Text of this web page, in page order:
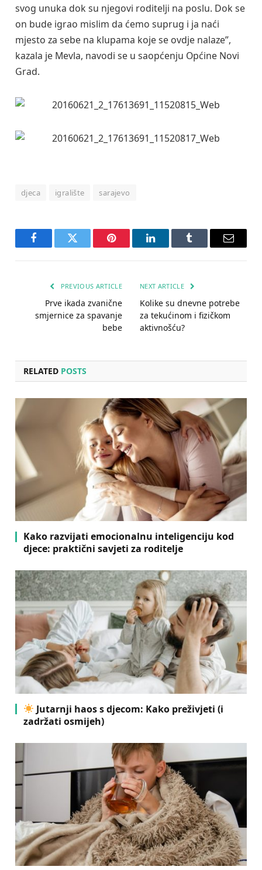
svog unuka dok su njegovi roditelji na poslu. Dok se
on bude igrao mislim da ćemo suprug i ja naći
mjesto za sebe na klupama koje se ovdje nalaze”,
kazala je Mevla, navodi se u saopćenju Općine Novi
Grad.
djeca igralište sarajevo
FacebookTwitter Pinterest LinkedInTumblr Email
PREVIOUS ARTICLE
Prve ikada zvanične
smjernice za spavanje
bebe
NEXT ARTICLE
Kolike su dnevne potrebe
za tekućinom i fizičkom
aktivnošću?
RELATED POSTS
Kako razvijati emocionalnu inteligenciju kod
djece: praktični savjeti za roditelje
Jutarnji haos s djecom: Kako preživjeti (i
zadržati osmijeh)